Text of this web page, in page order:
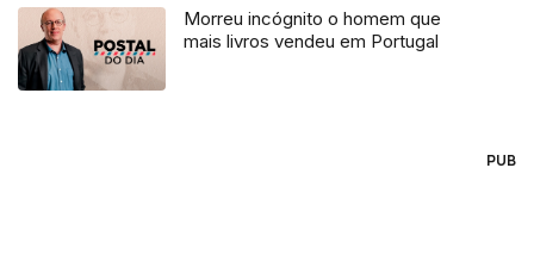
Morreu incógnito o homem que
mais livros vendeu em Portugal
PUB